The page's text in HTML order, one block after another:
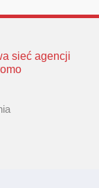
sieć agencji